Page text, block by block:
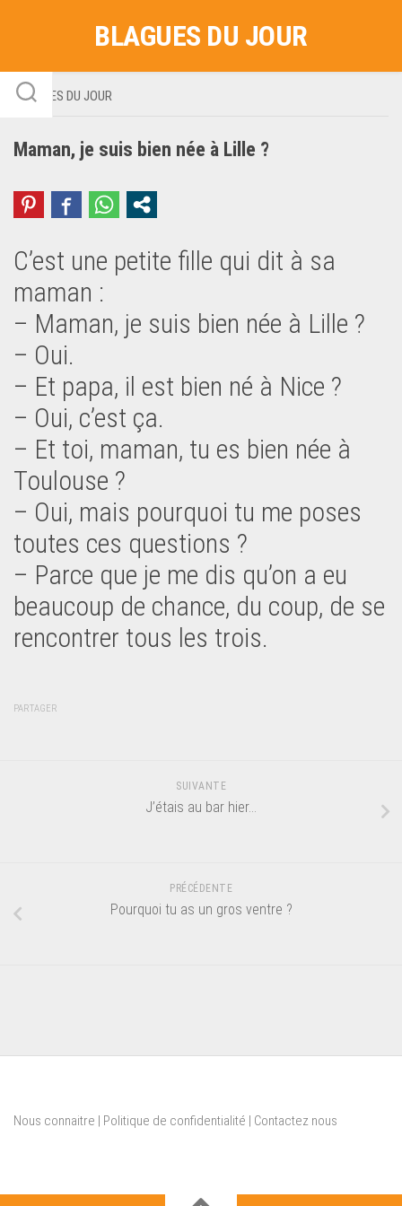
BLAGUES DU JOUR
BLAGUES DU JOUR
Maman, je suis bien née à Lille ?
C’est une petite fille qui dit à sa
maman :
– Maman, je suis bien née à Lille ?
– Oui.
– Et papa, il est bien né à Nice ?
– Oui, c’est ça.
– Et toi, maman, tu es bien née à
Toulouse ?
– Oui, mais pourquoi tu me poses
toutes ces questions ?
– Parce que je me dis qu’on a eu
beaucoup de chance, du coup, de se
rencontrer tous les trois.
PARTAGER
SUIVANTE
J’étais au bar hier…
PRÉCÉDENTE
Pourquoi tu as un gros ventre ?
Nous connaitre | Politique de confidentialité | Contactez nous